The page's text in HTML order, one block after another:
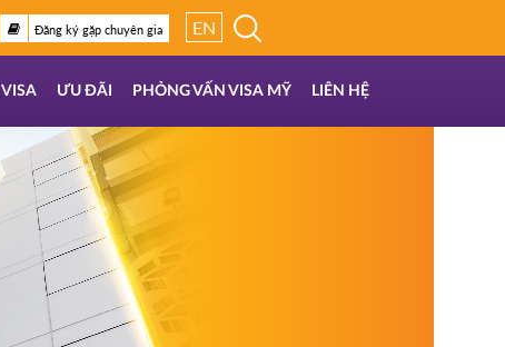
Đăng ký gặp chuyên gia EN
VISA ƯU ĐÃI PHỎNG VẤN VISA MỸ LIÊN HỆ